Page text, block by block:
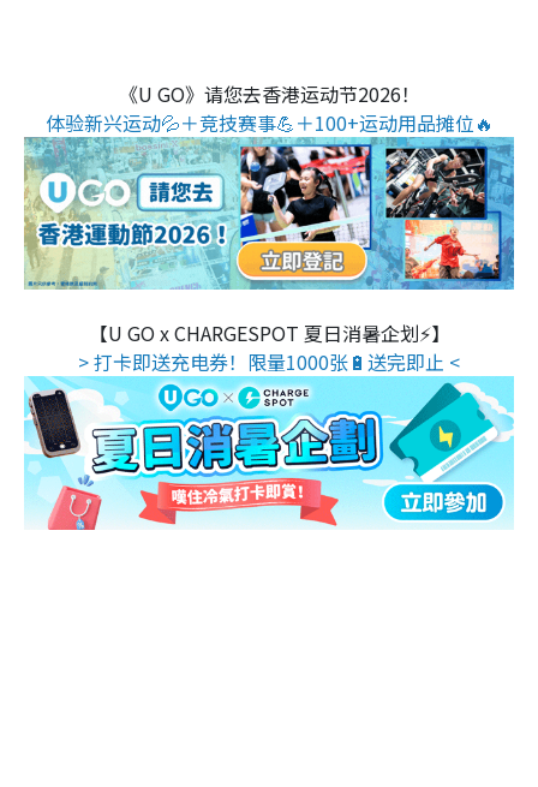
《U GO》请您去香港运动节2026！
体验新兴运动💦＋竞技赛事💪＋100+运动用品摊位🔥
【U GO x CHARGESPOT 夏日消暑企划⚡】
> 打卡即送充电券！限量1000张🔋送完即止 <